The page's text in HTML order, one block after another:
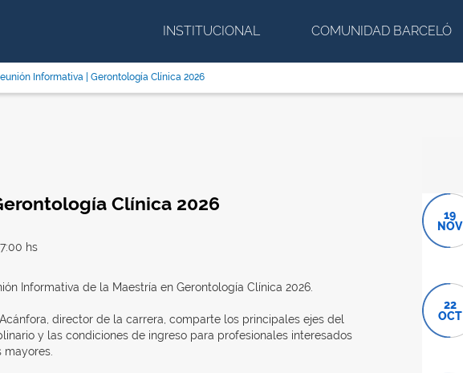
INSTITUCIONAL COMUNIDAD BARCELÓ
Informativa | Gerontología Clínica 2026
Clínica 2026
hs
Informativa de la Maestría en Gerontología Clínica 2026.
director de la carrera, comparte los principales ejes del
y las condiciones de ingreso para profesionales interesados
mayores.
19
NOV
22
OCT